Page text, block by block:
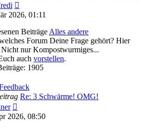
Beitrag
2026, 01:11
Alles andere
Forum Deine Frage gehört? Hier
Nicht nur Kompostwurmiges...
auch vorstellen.
: 1905
Re: 3 Schwärme! OMG!
Beitrag
2026, 08:50